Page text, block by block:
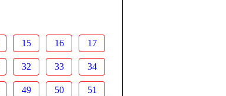
15 16 17
32 33 34
49 50 51